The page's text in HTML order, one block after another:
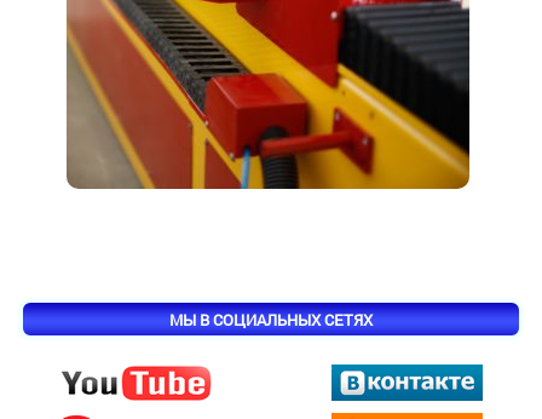
МЫ В СОЦИАЛЬНЫХ СЕТЯХ